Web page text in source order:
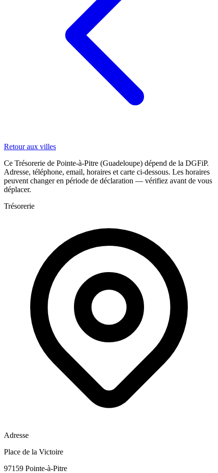
Retour aux villes
Ce Trésorerie de Pointe-à-Pitre (Guadeloupe) dépend de la DGFiP.
Adresse, téléphone, email, horaires et carte ci-dessous. Les horaires
peuvent changer en période de déclaration — vérifiez avant de vous
déplacer.
Trésorerie
Adresse
Place de la Victoire
97159 Pointe-à-Pitre